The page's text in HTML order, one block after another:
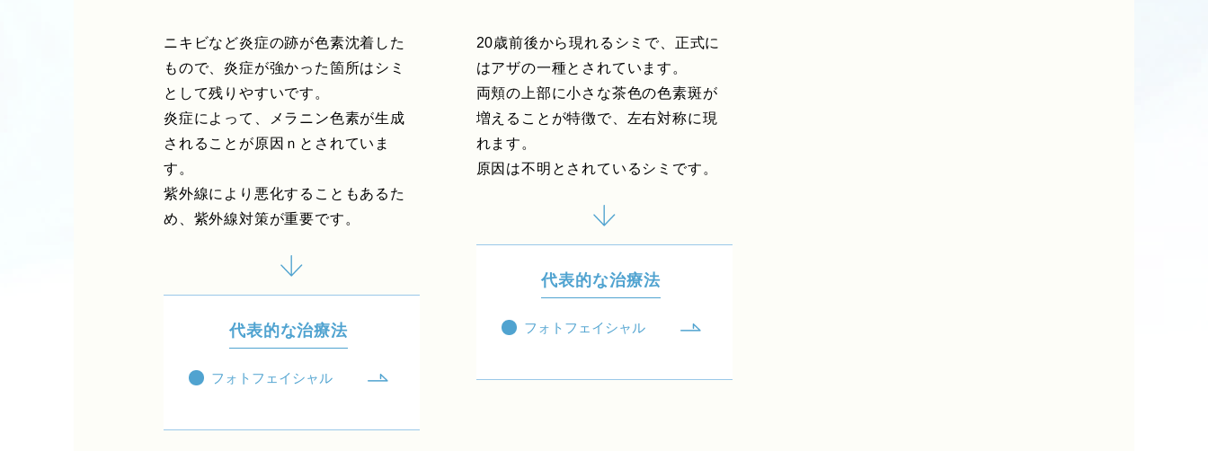
ニキビなど炎症の跡が色素沈着した
もので、炎症が強かった箇所はシミ
として残りやすいです。
炎症によって、メラニン色素が生成
されることが原因ｎとされていま
す。
紫外線により悪化することもあるた
め、紫外線対策が重要です。
代表的な治療法
フォトフェイシャル
20歳前後から現れるシミで、正式に
はアザの一種とされています。
両頬の上部に小さな茶色の色素斑が
増えることが特徴で、左右対称に現
れます。
原因は不明とされているシミです。
代表的な治療法
フォトフェイシャル